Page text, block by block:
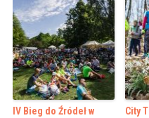
IV Bieg do Źródeł w
City